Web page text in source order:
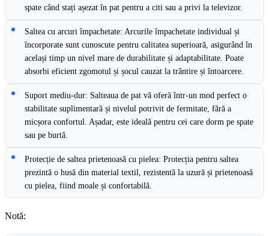
spate când stați așezat în pat pentru a citi sau a privi la televizor.
Saltea cu arcuri împachetate: Arcurile împachetate individual și
încorporate sunt cunoscute pentru calitatea superioară, asigurând în
același timp un nivel mare de durabilitate și adaptabilitate. Poate
absorbi eficient zgomotul și șocul cauzat la trântire și întoarcere.
Suport mediu-dur: Salteaua de pat vă oferă într-un mod perfect o
stabilitate suplimentară și nivelul potrivit de fermitate, fără a
micșora confortul. Așadar, este ideală pentru cei care dorm pe spate
sau pe burtă.
Protecție de saltea prietenoasă cu pielea: Protecția pentru saltea
prezintă o husă din material textil, rezistentă la uzură și prietenoasă
cu pielea, fiind moale și confortabilă.
Notă: